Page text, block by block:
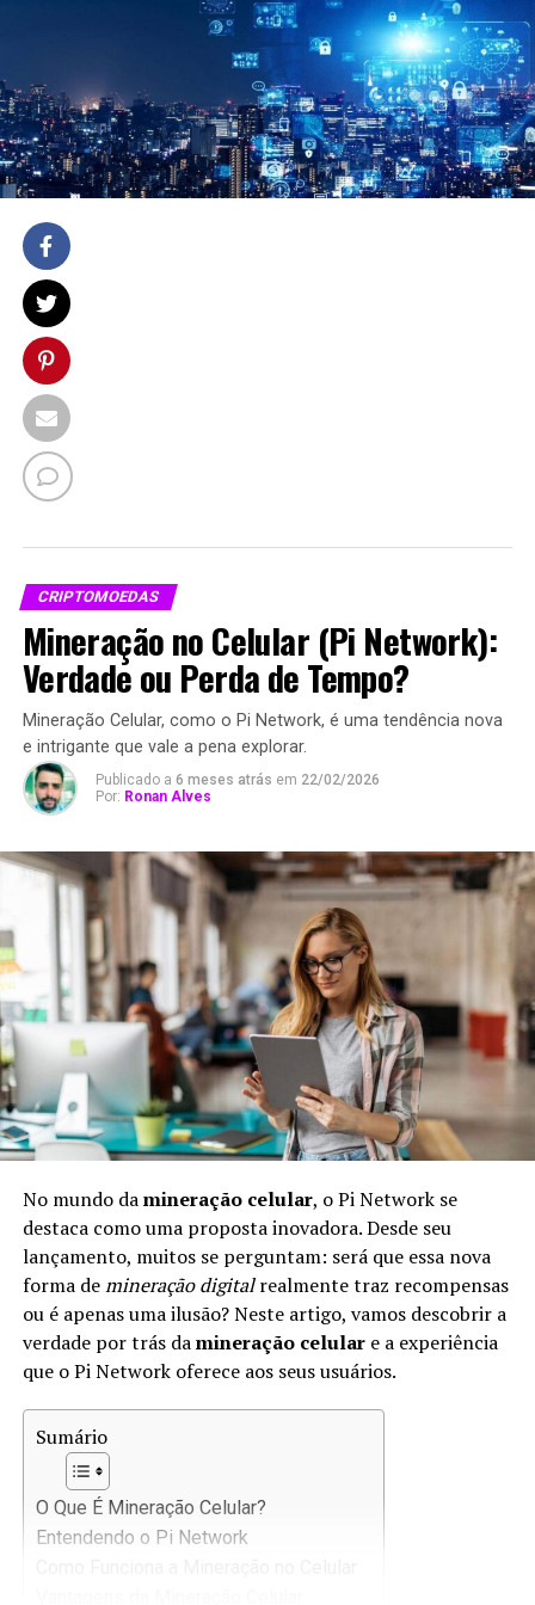
CRIPTOMOEDAS
Mineração no Celular (Pi Network):
Verdade ou Perda de Tempo?
Mineração Celular, como o Pi Network, é uma tendência nova
e intrigante que vale a pena explorar.
Publicado a 6 meses atrás em 22/02/2026
Por: Ronan Alves
No mundo damineração celular, o Pi Network se
destaca como uma proposta inovadora. Desde seu
lançamento, muitos se perguntam: será que essa nova
forma demineração digitalrealmente traz recompensas
ou é apenas uma ilusão? Neste artigo, vamos descobrir a
verdade por trás damineração celulare a experiência
que o Pi Network oferece aos seus usuários.
Sumário
O Que É Mineração Celular?
Entendendo o Pi Network